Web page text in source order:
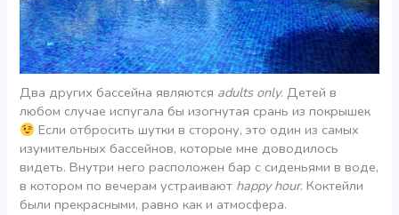
Два других бассейна являются adults only. Детей в
любом случае испугала бы изогнутая срань из покрышек
Если отбросить шутки в сторону, это один из самых
изумительных бассейнов, которые мне доводилось
видеть. Внутри него расположен бар с сиденьями в воде,
в котором по вечерам устраивают happy hour. Коктейли
были прекрасными, равно как и атмосфера.